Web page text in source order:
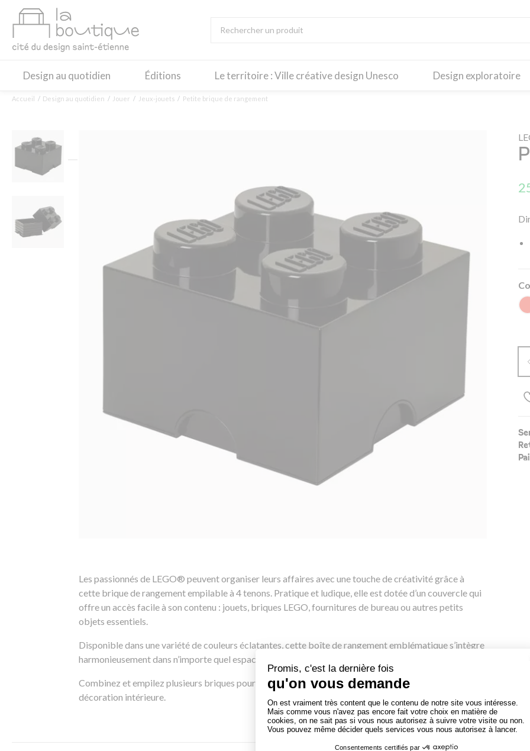
Design au quotidien Éditions Le territoire : Ville créative design Unesco Design exploratoire
Accueil Design au quotidien Jouer Jeux-jouets Petite brique de rangement
Les passionnés de LEGO® peuvent organiser leurs affaires avec une touche de créativité grâce à
cette brique de rangement empilable à 4 tenons. Pratique et ludique, elle est dotée d’un couvercle qui
offre un accès facile à son contenu : jouets, briques LEGO, fournitures de bureau ou autres petits
objets essentiels.
Disponible dans une variété de couleurs éclatantes, cette boîte de rangement emblématique s’intègre
harmonieusement dans n’importe quel espace, que ce soit à la maison ou au bureau.
Combinez et empilez plusieurs briques pour ajouter une note joyeuse et personnalisée à votre
décoration intérieure.